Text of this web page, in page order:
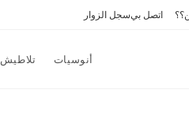
اتصل بيسجل الزوار
أنوسيات